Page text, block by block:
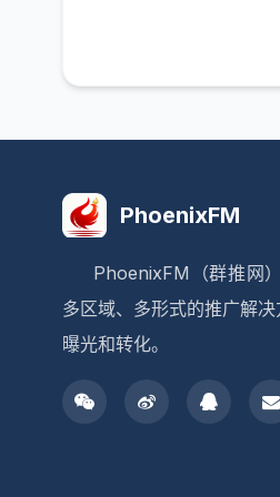
PhoenixFM
PhoenixFM（群推网
多区域、多形式的推广解
曝光和转化。